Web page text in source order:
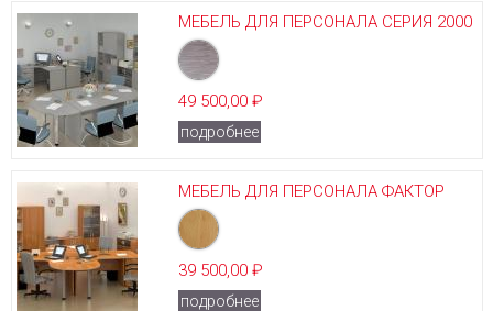
МЕБЕЛЬ ДЛЯ ПЕРСОНАЛА СЕРИЯ 2000
49 500,00 ₽
подробнее
МЕБЕЛЬ ДЛЯ ПЕРСОНАЛА ФАКТОР
39 500,00 ₽
подробнее